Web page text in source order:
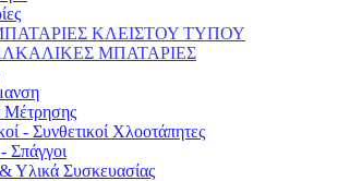
ΚΛΕΙΣΤΟΥ ΤΥΠΟΥ
ΜΠΑΤΑΡΙΕΣ
Μέτρησης
- Συνθετικοί Χλοοτάπητες
Σπάγγοι
& Υλικά Συσκευασίας